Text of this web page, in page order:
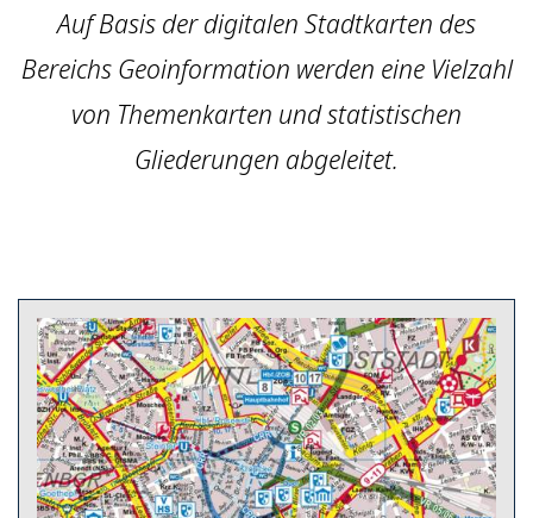
Auf Basis der digitalen Stadtkarten des
Bereichs Geoinformation werden eine Vielzahl
von Themenkarten und statistischen
Gliederungen abgeleitet.